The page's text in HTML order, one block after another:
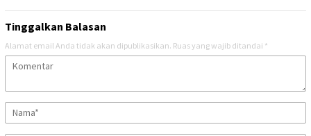
Tinggalkan Balasan
Alamat email Anda tidak akan dipublikasikan. Ruas yang wajib ditandai *